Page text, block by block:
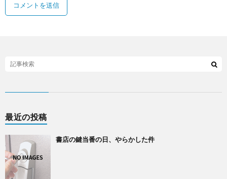
最近の投稿
書店の鍵当番の日、やらかした件